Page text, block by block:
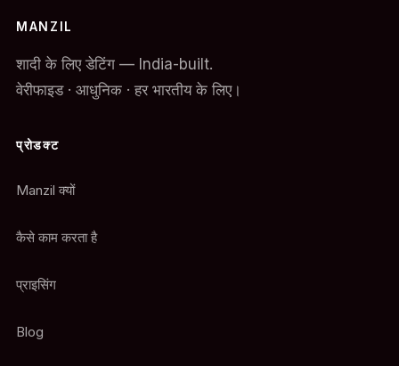
MANZIL
शादी के लिए डेटिंग — India-built.
वेरीफाइड · आधुनिक · हर भारतीय के लिए।
प्रोडक्ट
Manzil क्यों
कैसे काम करता है
प्राइसिंग
Blog